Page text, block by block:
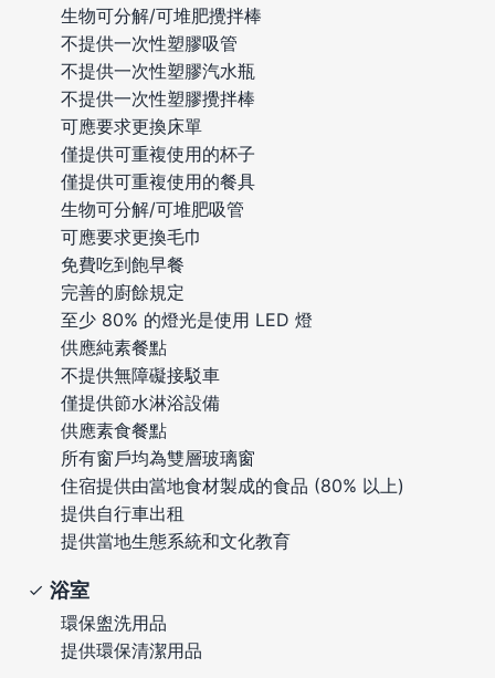
生物可分解/可堆肥攪拌棒
不提供一次性塑膠吸管
不提供一次性塑膠汽水瓶
不提供一次性塑膠攪拌棒
可應要求更換床單
僅提供可重複使用的杯子
僅提供可重複使用的餐具
生物可分解/可堆肥吸管
可應要求更換毛巾
免費吃到飽早餐
完善的廚餘規定
至少 80% 的燈光是使用 LED 燈
供應純素餐點
不提供無障礙接駁車
僅提供節水淋浴設備
供應素食餐點
所有窗戶均為雙層玻璃窗
住宿提供由當地食材製成的食品 (80% 以上)
提供自行車出租
提供當地生態系統和文化教育
浴室
環保盥洗用品
提供環保清潔用品